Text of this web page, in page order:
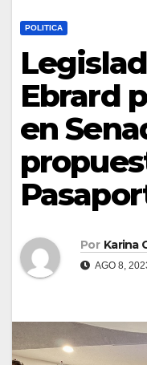
POLITICA
Ebrard
en
Por Karina
AGO 8,